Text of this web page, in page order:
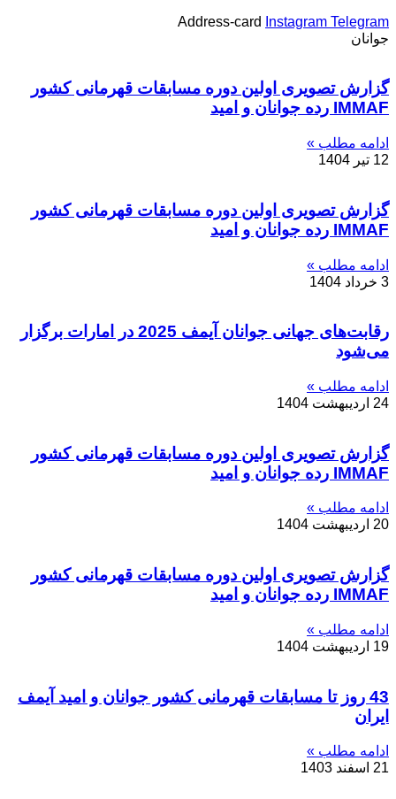
Address-card
Instagram Telegram
جوانان
گزارش تصویری اولین دوره مسابقات قهرمانی کشور
IMMAF رده جوانان و امید
ادامه مطلب »
12 تیر 1404
گزارش تصویری اولین دوره مسابقات قهرمانی کشور
IMMAF رده جوانان و امید
ادامه مطلب »
3 خرداد 1404
رقابت‌های جهانی جوانان آیمف 2025 در امارات برگزار
می‌شود
ادامه مطلب »
24 اردیبهشت 1404
گزارش تصویری اولین دوره مسابقات قهرمانی کشور
IMMAF رده جوانان و امید
ادامه مطلب »
20 اردیبهشت 1404
گزارش تصویری اولین دوره مسابقات قهرمانی کشور
IMMAF رده جوانان و امید
ادامه مطلب »
19 اردیبهشت 1404
43 روز تا مسابقات قهرمانی کشور جوانان و امید آیمف
ایران
ادامه مطلب »
21 اسفند 1403